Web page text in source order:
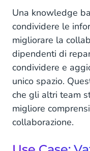
Una knowledge
condividere le
migliorare la
dipendenti di
condividere e
unico spazio.
che gli altri team
migliore
collaborazione.